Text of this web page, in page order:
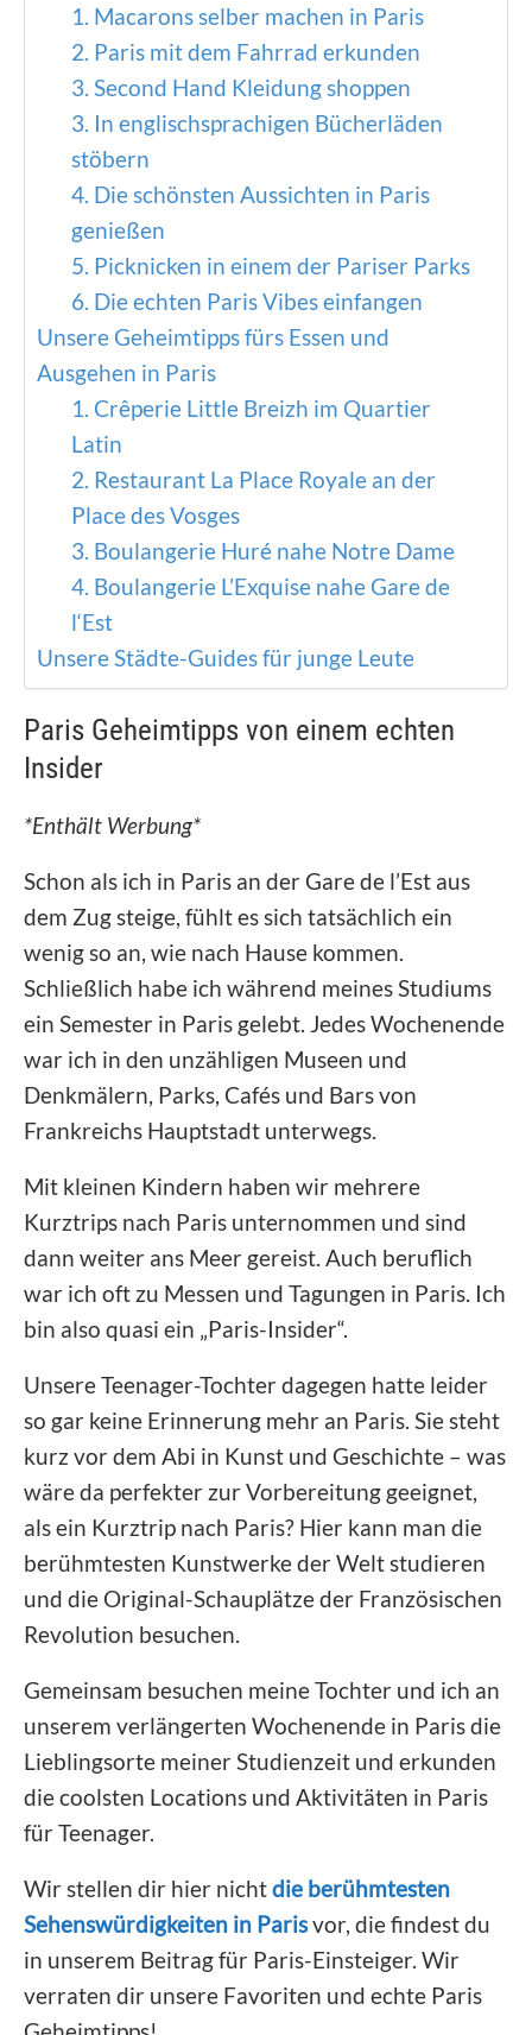
1. Macarons selber machen in Paris
2. Paris mit dem Fahrrad erkunden
3. Second Hand Kleidung shoppen
3. In englischsprachigen Bücherläden
stöbern
4. Die schönsten Aussichten in Paris
genießen
5. Picknicken in einem der Pariser Parks
6. Die echten Paris Vibes einfangen
Unsere Geheimtipps fürs Essen und
Ausgehen in Paris
1. Crêperie Little Breizh im Quartier
Latin
2. Restaurant La Place Royale an der
Place des Vosges
3. Boulangerie Huré nahe Notre Dame
4. Boulangerie L’Exquise nahe Gare de
l‘Est
Unsere Städte-Guides für junge Leute
Paris Geheimtipps von einem echten
Insider
*Enthält Werbung*
Schon als ich in Paris an der Gare de l’Est aus
dem Zug steige, fühlt es sich tatsächlich ein
wenig so an, wie nach Hause kommen.
Schließlich habe ich während meines Studiums
ein Semester in Paris gelebt. Jedes Wochenende
war ich in den unzähligen Museen und
Denkmälern, Parks, Cafés und Bars von
Frankreichs Hauptstadt unterwegs.
Mit kleinen Kindern haben wir mehrere
Kurztrips nach Paris unternommen und sind
dann weiter ans Meer gereist. Auch beruflich
war ich oft zu Messen und Tagungen in Paris. Ich
bin also quasi ein „Paris-Insider“.
Unsere Teenager-Tochter dagegen hatte leider
so gar keine Erinnerung mehr an Paris. Sie steht
kurz vor dem Abi in Kunst und Geschichte – was
wäre da perfekter zur Vorbereitung geeignet,
als ein Kurztrip nach Paris? Hier kann man die
berühmtesten Kunstwerke der Welt studieren
und die Original-Schauplätze der Französischen
Revolution besuchen.
Gemeinsam besuchen meine Tochter und ich an
unserem verlängerten Wochenende in Paris die
Lieblingsorte meiner Studienzeit und erkunden
die coolsten Locations und Aktivitäten in Paris
für Teenager.
Wir stellen dir hier nichtdie berühmtesten
Sehenswürdigkeiten in Parisvor, die findest du
in unserem Beitrag für Paris-Einsteiger. Wir
verraten dir unsere Favoriten und echte Paris